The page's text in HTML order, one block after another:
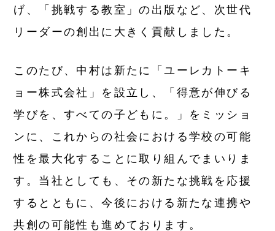
For Business
法人向け
VOICE
Next Gen Leader
次世代リーダー
Supporters
タイモブマフィア（タイモブサポーター）
げ、「挑戦する教室」の出版など、次世代
リーダーの創出に大きく貢献しました。
このたび、中村は新たに「ユーレカトーキ
ョー株式会社」を設立し、「得意が伸びる
学びを、すべての子どもに。」をミッショ
ンに、これからの社会における学校の可能
性を最大化することに取り組んでまいりま
す。当社としても、その新たな挑戦を応援
するとともに、今後における新たな連携や
共創の可能性も進めております。